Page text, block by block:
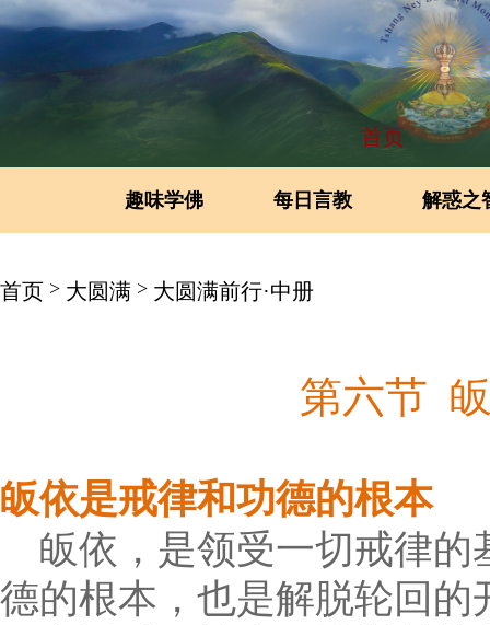
首页
趣味学佛 每日言教 解惑之
首页 > 大圆满 > 大圆满前行·中册
第六节
皈依是戒律和功德的根本
皈依，是领受一切戒律
德的根本，也是解脱轮回